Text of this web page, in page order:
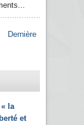
Dernière
la
et